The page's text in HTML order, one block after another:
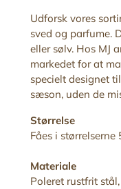
Udforsk vores
sved og parfume.
eller sølv. Hos MJ
markedet for at
specielt designet
sæson, uden de
Størrelse
Fåes i
Materiale
Poleret rustfrit